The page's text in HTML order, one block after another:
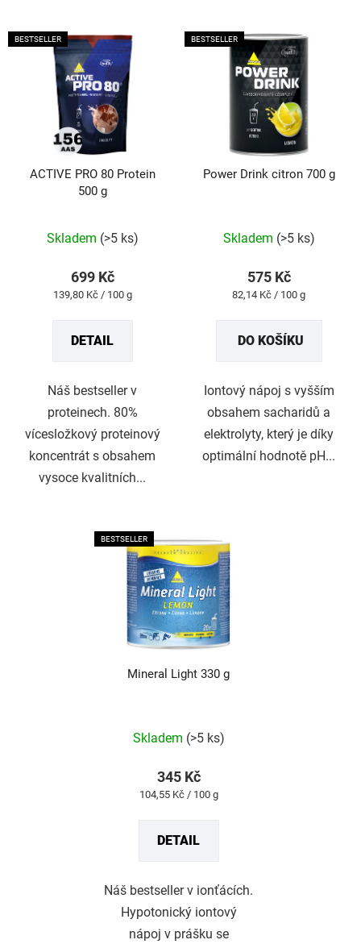
BESTSELLER
ACTIVE PRO 80 Protein
500 g
produktu
hvězdiček.
Skladem (>5 ks)
699 Kč
Měrná
139,80 Kč / 100 g
DETAIL
Náš bestseller v
proteinech. 80%
vícesložkový proteinový
koncentrát s obsahem
vysoce kvalitních...
BESTSELLER
Power Drink citron 700 g
produktu
hvězdiček.
Skladem (>5 ks)
575 Kč
Měrná
82,14 Kč / 100 g
DO KOŠÍKU
Iontový nápoj s vyšším
obsahem sacharidů a
elektrolyty, který je díky
optimální hodnotě pH...
BESTSELLER
Mineral Light 330 g
produktu
hvězdiček.
Skladem (>5 ks)
345 Kč
Měrná
104,55 Kč / 100 g
DETAIL
Náš bestseller v ionťácích.
Hypotonický iontový
nápoj v prášku se